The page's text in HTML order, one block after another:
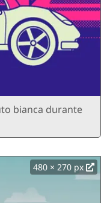
bianca durante
480 × 270 px